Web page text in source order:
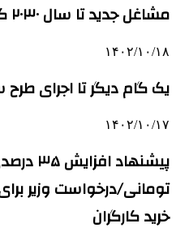
مشاغل جدید تا سال ۲۰۳۰ کدامند؟
۱۴۰۲/۱۰/۱۸
یک گام دیگر تا اجرای
۱۴۰۲/۱۰/۱۷
تومانی/درخواست وزیر
خرید کارگران